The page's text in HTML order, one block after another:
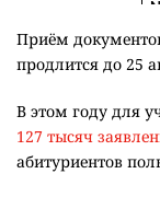
Приём
продлится до 25
В этом году для
127 тысяч
абитуриентов